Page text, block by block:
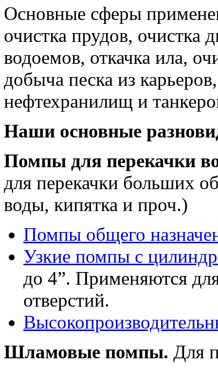
Основные сферы
очистка прудов, очистка
водоемов, откачка ила,
добыча песка из
нефтехранилищ и
Наши основные
Помпы для перекачки
для перекачки больших
воды, кипятка и проч.)
Помпы общего
Узкие помпы с
до 4”. Применяются
отверстий.
Шламовые помпы. Для